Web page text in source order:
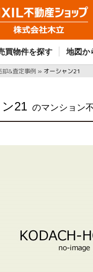
買物件を探す 地図か
却&査定事例 » オーシャン21
21 のマンション